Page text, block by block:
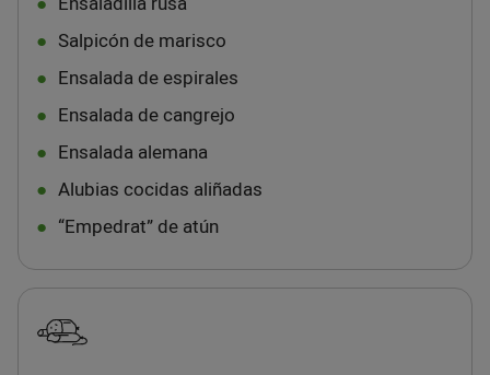
Salpicón de marisco
Ensalada de espirales
Ensalada de cangrejo
Ensalada alemana
Alubias cocidas aliñadas
“Empedrat” de atún